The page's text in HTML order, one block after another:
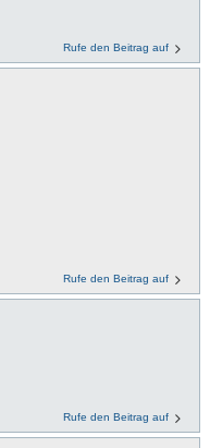
Rufe den Beitrag auf
Rufe den Beitrag auf
Rufe den Beitrag auf